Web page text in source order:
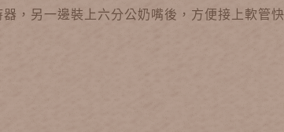
，另一邊裝上六分公奶嘴後，方便接上軟管